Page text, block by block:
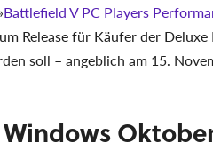
Battlefield V PC Players
Release für Käufer der
soll – angeblich am 15.